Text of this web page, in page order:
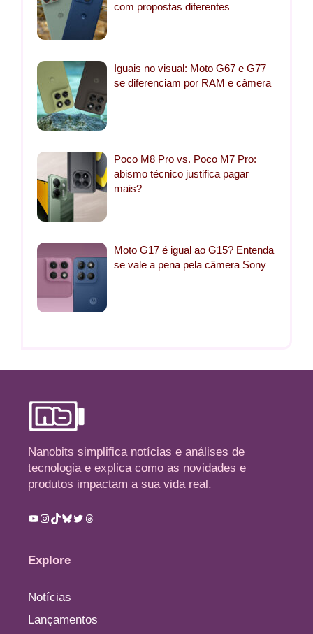
com propostas diferentes
Iguais no visual: Moto G67 e G77
se diferenciam por RAM e câmera
Poco M8 Pro vs. Poco M7 Pro:
abismo técnico justifica pagar
mais?
Moto G17 é igual ao G15? Entenda
se vale a pena pela câmera Sony
Nanobits simplifica notícias e análises de
tecnologia e explica como as novidades e
produtos impactam a sua vida real.
Youtube
Instagram
TikTok
Bluesky
TwitterThreads
Explore
Notícias
Lançamentos